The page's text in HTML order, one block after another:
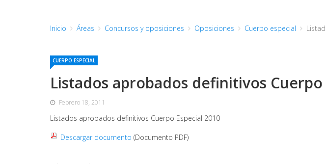
Inicio Áreas Concursos y oposiciones Oposiciones Cuerpo especial
CUERPO ESPECIAL
Listados aprobados definitivos Cuerpo
Febrero 18, 2011
Listados aprobados definitivos Cuerpo Especial 2010
Descargar documento (Documento PDF)